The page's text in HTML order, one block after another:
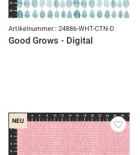
Artikelnummer.: 24886-WHT-CTN-D
Good Grows - Digital
NEU